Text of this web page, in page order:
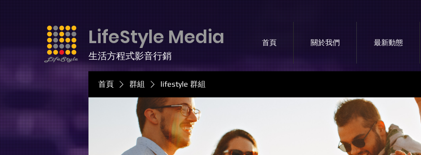
LifeStyle Media
生活方程式影音行銷
首頁 關於我們 最新動態
首頁 群組 lifestyle 群組